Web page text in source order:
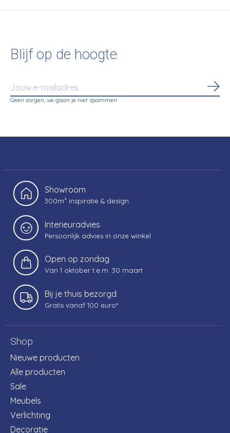
Blijf op de hoogte
Geen zorgen, we gaan je niet spammen
Showroom
300m² inspiratie & design
Interieuradvies
Persoonlijk advies in onze winkel
Open op zondag
Van 1 oktober t.e.m. 30 maart
Bij je thuis bezorgd
Gratis vanaf 100 euro*
Shop
Nieuwe producten
Alle producten
Sale
Meubels
Verlichting
Decoratie